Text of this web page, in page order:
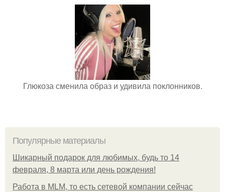
Глюкоза сменила образ и удивила поклонников.
Популярные материалы
Шикарный подарок для любимых, будь то 14
февраля, 8 марта или день рождения!
Работа в MLM, то есть сетевой компании сейчас